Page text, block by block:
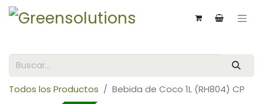
Todos los Productos Bebida de Coco 1L (RH804) CP